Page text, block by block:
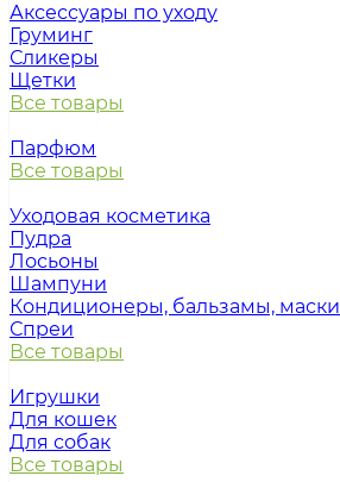
Аксессуары по уходу
Груминг
Сликеры
Щетки
Все товары
Парфюм
Все товары
Уходовая косметика
Пудра
Лосьоны
Шампуни
Кондиционеры, бальзамы, маски
Спреи
Все товары
Игрушки
Для кошек
Для собак
Все товары